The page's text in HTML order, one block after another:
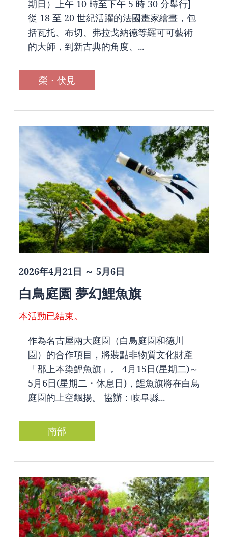
期日）上午 10 時至下午 5 時 30 分舉行]
從 18 至 20 世紀活躍的法國畫家繪畫，包
括瓦托、布切、弗拉戈納德等羅可可藝術
的大師，到新古典的角度、...
榮・伏見
2026年4月21日 ～ 5月6日
白鳥庭園 夢幻鯉魚旗
本活動已結束。
作為名古屋兩大庭園（白鳥庭園和德川
園）的合作項目，將裝點非物質文化財產
「郡上本染鯉魚旗」。 4月15日(星期二)～
5月6日(星期二・休息日)，鯉魚旗將在白鳥
庭園的上空飄揚。 協辦：岐阜縣...
南部